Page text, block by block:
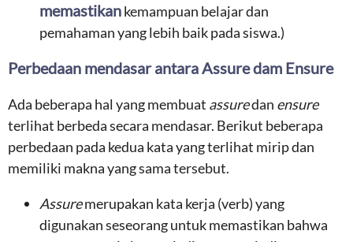
memastikankemampuan belajar dan
pemahaman yang lebih baik pada siswa.)
Perbedaan mendasar antara Assure dam Ensure
Ada beberapa hal yang membuat assuredan ensure
terlihat berbeda secara mendasar. Berikut beberapa
perbedaan pada kedua kata yang terlihat mirip dan
memiliki makna yang sama tersebut.
Assuremerupakan kata kerja (verb) yang
digunakan seseorang untuk memastikan bahwa